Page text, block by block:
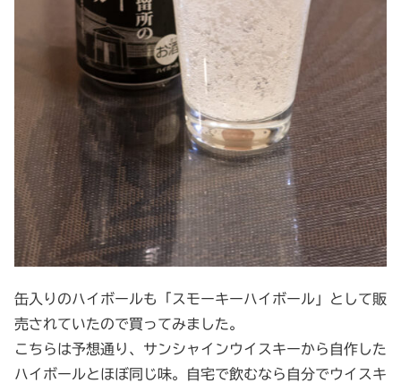
缶入りのハイボールも「スモーキーハイボール」として販
売されていたので買ってみました。
こちらは予想通り、サンシャインウイスキーから自作した
ハイボールとほぼ同じ味。自宅で飲むなら自分でウイスキ